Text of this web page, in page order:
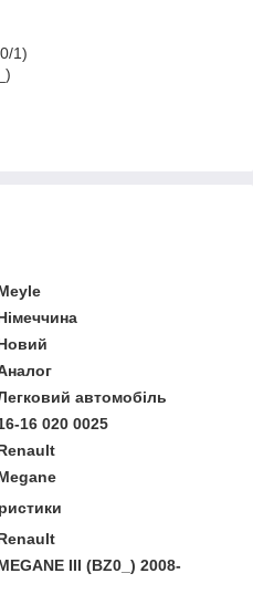
1)
автомобіль
16 020 0025
III (BZ0_) 2008-